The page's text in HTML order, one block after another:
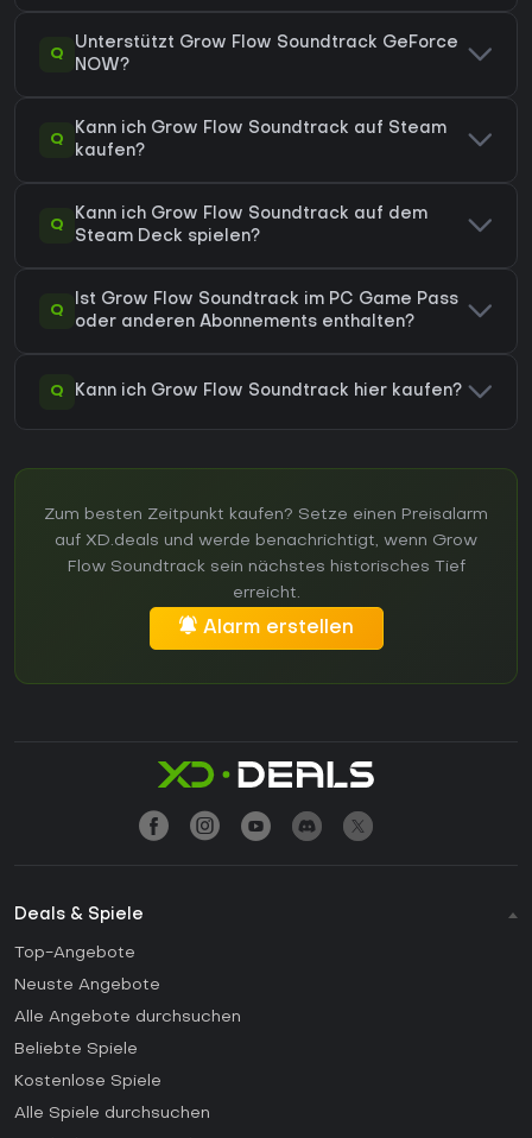
Q
Unterstützt Grow Flow Soundtrack GeForce
NOW?
Q
Kann ich Grow Flow Soundtrack auf Steam
kaufen?
Q
Kann ich Grow Flow Soundtrack auf dem
Steam Deck spielen?
Q
Ist Grow Flow Soundtrack im PC Game Pass
oder anderen Abonnements enthalten?
Q Kann ich Grow Flow Soundtrack hier kaufen?
Zum besten Zeitpunkt kaufen? Setze einen Preisalarm
auf XD.deals und werde benachrichtigt, wenn Grow
Flow Soundtrack sein nächstes historisches Tief
erreicht.
Alarm erstellen
Deals & Spiele
Top-Angebote
Neuste Angebote
Alle Angebote durchsuchen
Beliebte Spiele
Kostenlose Spiele
Alle Spiele durchsuchen